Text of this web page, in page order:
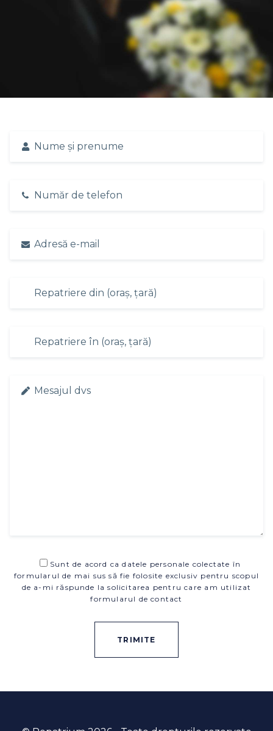
Sunt de acord ca datele personale colectate în
formularul de mai sus să fie folosite exclusiv pentru scopul
de a-mi răspunde la solicitarea pentru care am utilizat
formularul de contact